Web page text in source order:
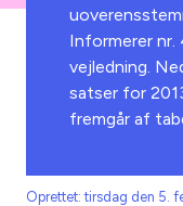
Informerer nr.
vejledning.
satser for
fremgår af
Oprettet: tirsdag den 5.